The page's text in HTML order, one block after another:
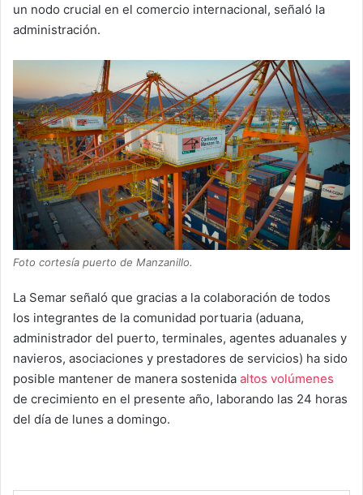
un nodo crucial en el comercio internacional, señaló la
administración.
Foto cortesía puerto de Manzanillo.
La Semar señaló que gracias a la colaboración de todos
los integrantes de la comunidad portuaria (aduana,
administrador del puerto, terminales, agentes aduanales y
navieros, asociaciones y prestadores de servicios) ha sido
posible mantener de manera sostenida altos volúmenes
de crecimiento en el presente año, laborando las 24 horas
del día de lunes a domingo.